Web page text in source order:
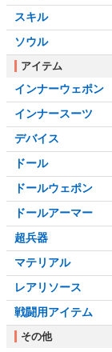
スキル
ソウル
アイテム
インナーウェポン
インナースーツ
デバイス
ドール
ドールウェポン
ドールアーマー
超兵器
マテリアル
レアリソース
戦闘用アイテム
その他